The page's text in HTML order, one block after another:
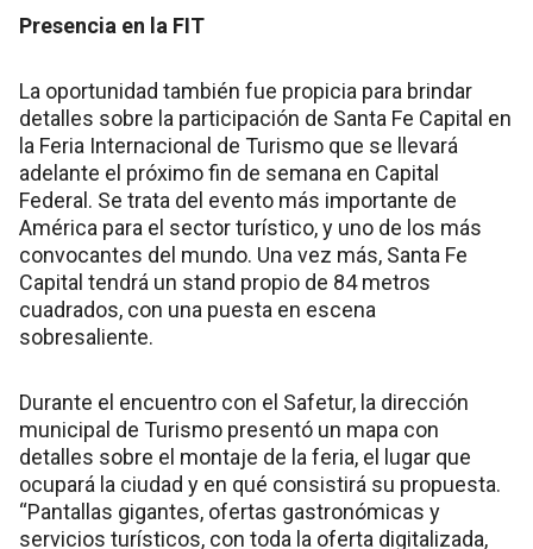
Presencia en la FIT
La oportunidad también fue propicia para brindar
detalles sobre la participación de Santa Fe Capital en
la Feria Internacional de Turismo que se llevará
adelante el próximo fin de semana en Capital
Federal. Se trata del evento más importante de
América para el sector turístico, y uno de los más
convocantes del mundo. Una vez más, Santa Fe
Capital tendrá un stand propio de 84 metros
cuadrados, con una puesta en escena
sobresaliente.
Durante el encuentro con el Safetur, la dirección
municipal de Turismo presentó un mapa con
detalles sobre el montaje de la feria, el lugar que
ocupará la ciudad y en qué consistirá su propuesta.
“Pantallas gigantes, ofertas gastronómicas y
servicios turísticos, con toda la oferta digitalizada,